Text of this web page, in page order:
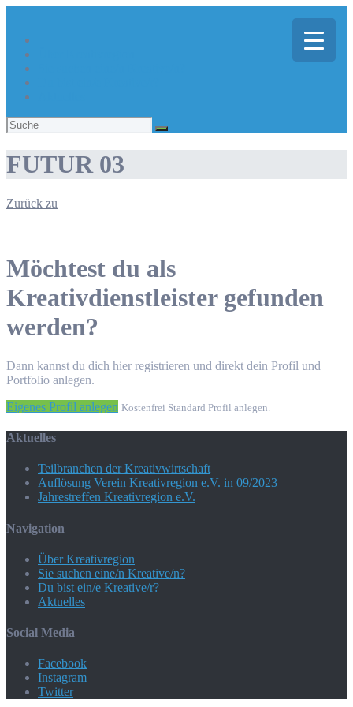
Suchen
nach:
FUTUR 03
Zurück zu
Möchtest du als
Kreativdienstleister gefunden
werden?
Dann kannst du dich hier registrieren und direkt dein Profil und
Portfolio anlegen.
Eigenes Profil anlegen Kostenfrei Standard Profil anlegen.
Aktuelles
Teilbranchen der Kreativwirtschaft
Auflösung Verein Kreativregion e.V. in 09/2023
Jahrestreffen Kreativregion e.V.
Navigation
Über Kreativregion
Sie suchen eine/n Kreative/n?
Du bist ein/e Kreative/r?
Aktuelles
Social Media
Facebook
Instagram
Twitter